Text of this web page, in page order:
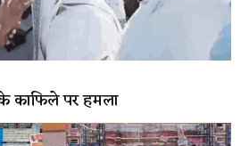
काफिले पर हमला